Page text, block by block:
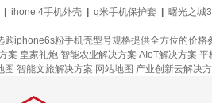
ihone 4手机外壳 q米手机保护套 曙光之城3
iphone6s粉手机壳型号规格提供全方位的价格
案 皇家礼炮 智能农业解决方案 AIoT解决方案 平
图 智能文旅解决方案 网站地图 产业创新云解决